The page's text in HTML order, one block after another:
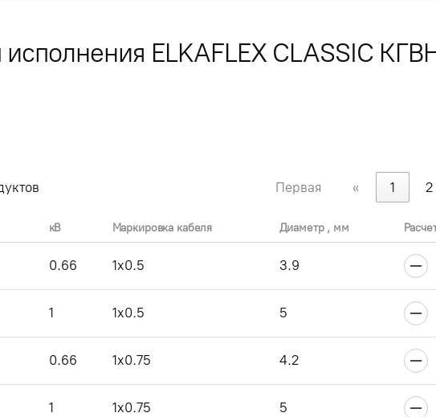
ELKAFLEX CLASSIC
Первая « 1 2
кВ Маркировка кабеля Диаметр , мм
0.66 1x0.5 3.9
1 1x0.5 5
0.66 1x0.75 4.2
1 1x0.75 5